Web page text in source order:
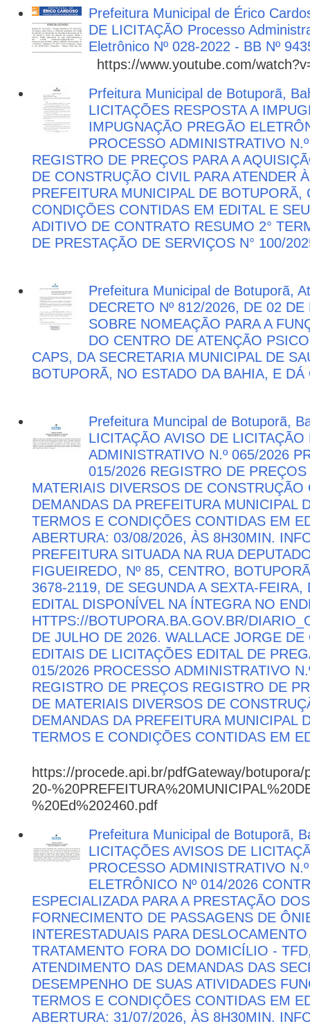
Prefeitura Municipal de Érico
DE LICITAÇÃO Processo
Eletrônico Nº 028-2022 - BB Nº
https://www.youtube.com/
Prfeitura Municipal de Botuporã,
LICITAÇÕES RESPOSTA A
IMPUGNAÇÃO PREGÃO
PROCESSO ADMINISTRATIVO
REGISTRO DE PREÇOS PARA A
DE CONSTRUÇÃO CIVIL PARA ATENDER
PREFEITURA MUNICIPAL DE
CONDIÇÕES CONTIDAS EM EDITAL E
ADITIVO DE CONTRATO RESUMO 2°
DE PRESTAÇÃO DE SERVIÇOS N° 100/
Prefeitura Municipal de Botuporã,
DECRETO Nº 812/2026, DE 02
SOBRE NOMEAÇÃO PARA A
DO CENTRO DE ATENÇÃO
CAPS, DA SECRETARIA MUNICIPAL DE
BOTUPORÃ, NO ESTADO DA BAHIA, E
Prefeitura Muncipal de Botuporã,
LICITAÇÃO AVISO DE LICITAÇÃO
ADMINISTRATIVO N.º 065/2026
015/2026 REGISTRO DE
MATERIAIS DIVERSOS DE CONSTRUÇÃO
DEMANDAS DA PREFEITURA MUNICIPAL
TERMOS E CONDIÇÕES CONTIDAS EM
ABERTURA: 03/08/2026, ÀS 8H30MIN.
PREFEITURA SITUADA NA RUA
FIGUEIREDO, Nº 85, CENTRO,
3678-2119, DE SEGUNDA A SEXTA-
EDITAL DISPONÍVEL NA ÍNTEGRA NO
HTTPS://BOTUPORA.BA.GOV.BR/
DE JULHO DE 2026. WALLACE JORGE
EDITAIS DE LICITAÇÕES EDITAL DE
015/2026 PROCESSO ADMINISTRATIVO
REGISTRO DE PREÇOS REGISTRO DE
DE MATERIAIS DIVERSOS DE
DEMANDAS DA PREFEITURA MUNICIPAL
TERMOS E CONDIÇÕES CONTIDAS EM
https://procede.api.br/pdfGateway/botupora/
20-
%20Ed%202460.pdf
Prefeitura Municipal de Botuporã,
LICITAÇÕES AVISOS DE
PROCESSO ADMINISTRATIVO
ELETRÔNICO Nº 014/2026
ESPECIALIZADA PARA A PRESTAÇÃO
FORNECIMENTO DE PASSAGENS DE
INTERESTADUAIS PARA
TRATAMENTO FORA DO DOMICÍLIO -
ATENDIMENTO DAS DEMANDAS DAS
DESEMPENHO DE SUAS ATIVIDADES
TERMOS E CONDIÇÕES CONTIDAS EM
ABERTURA: 31/07/2026, ÀS 8H30MIN.